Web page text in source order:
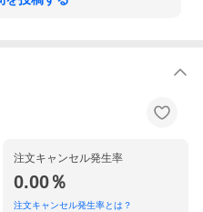
注文キャンセル発生率
0.00％
注文キャンセル発生率とは？